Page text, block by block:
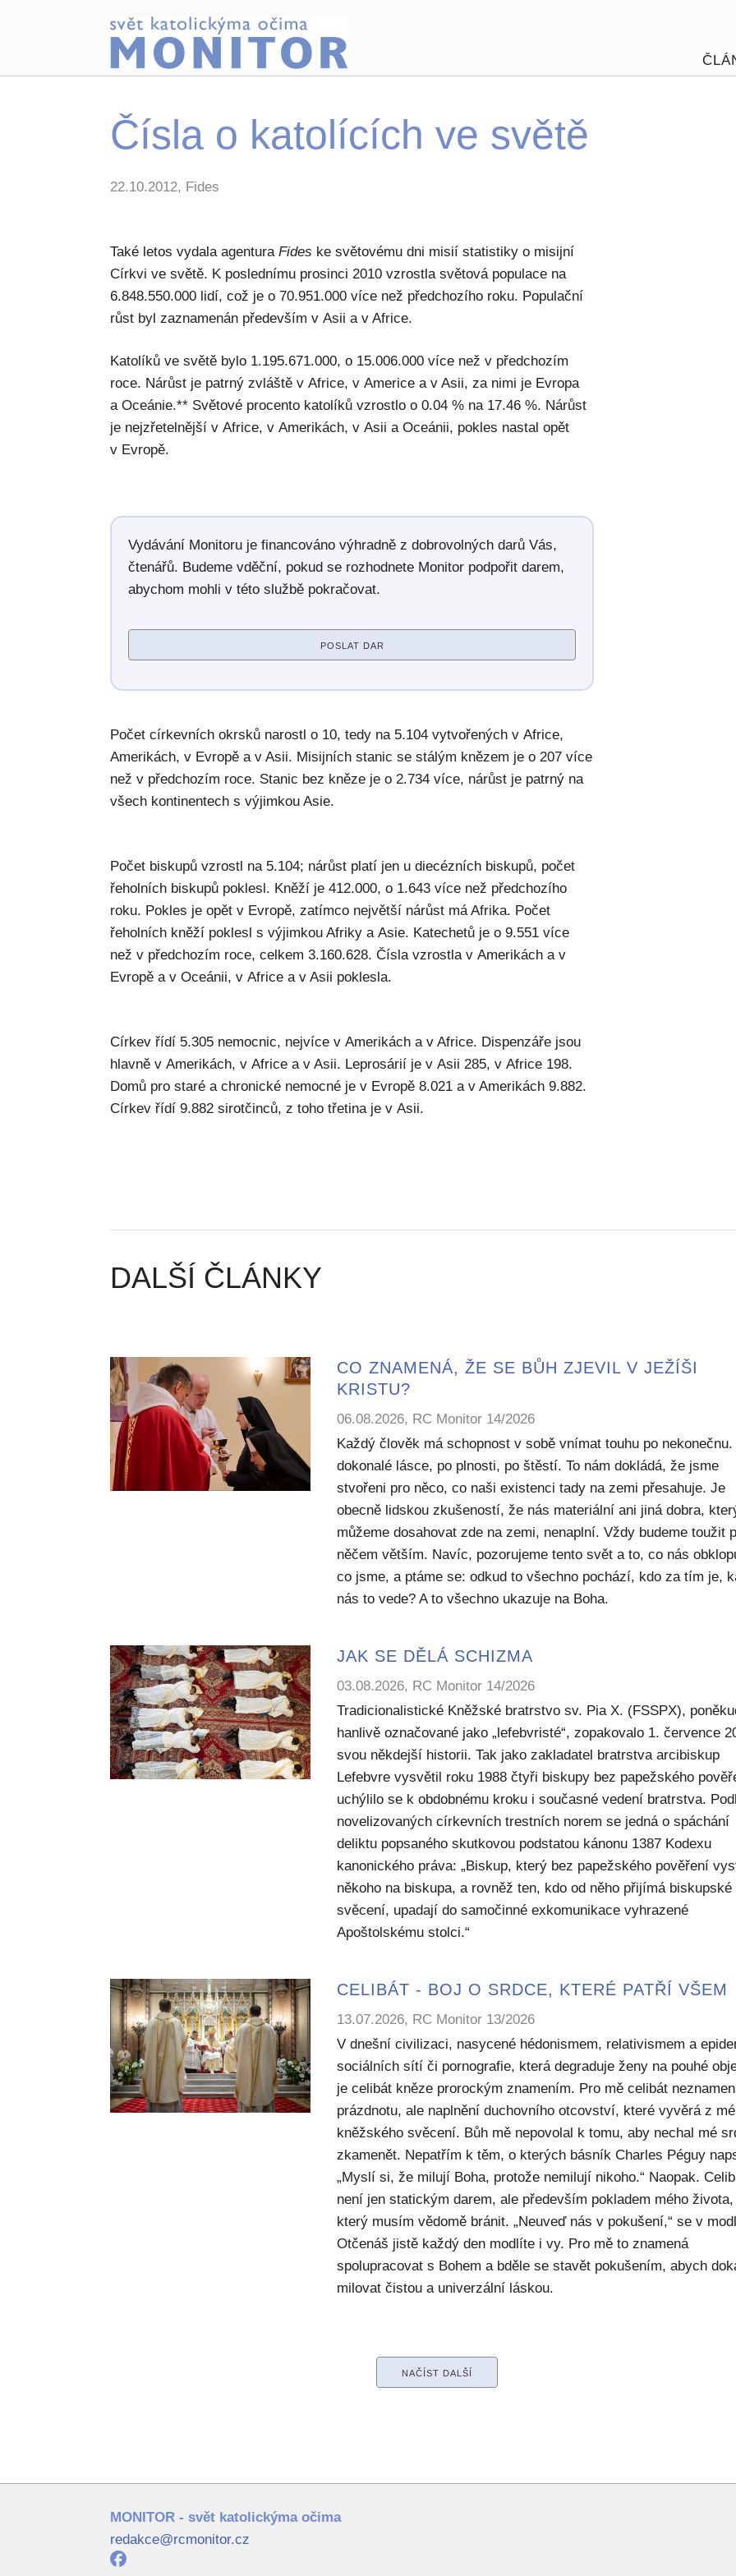
Čísla o katolících ve světě
22.10.2012, Fides
Také letos vydala agenturaFides ke světovému dni misií statistiky o misijní
Církvi ve světě. K poslednímu prosinci 2010 vzrostla světová populace na
6.848.550.000 lidí, což je o 70.951.000 více než předchozího roku. Populační
růst byl zaznamenán především v Asii a v Africe.
Katolíků ve světě bylo 1.195.671.000, o 15.006.000 více než v předchozím
roce. Nárůst je patrný zvláště v Africe, v Americe a v Asii, za nimi je Evropa
a Oceánie.** Světové procento katolíků vzrostlo o 0.04 % na 17.46 %. Nárůst
je nejzřetelnější v Africe, v Amerikách, v Asii a Oceánii, pokles nastal opět
v Evropě.
Vydávání Monitoru je financováno výhradně z dobrovolných darů Vás,
čtenářů. Budeme vděční, pokud se rozhodnete Monitor podpořit darem,
abychom mohli v této službě pokračovat.
POSLAT DAR
Počet církevních okrsků narostl o 10, tedy na 5.104 vytvořených v Africe,
Amerikách, v Evropě a v Asii. Misijních stanic se stálým knězem je o 207 více
než v předchozím roce. Stanic bez kněze je o 2.734 více, nárůst je patrný na
všech kontinentech s výjimkou Asie.
Počet biskupů vzrostl na 5.104; nárůst platí jen u diecézních biskupů, počet
řeholních biskupů poklesl. Kněží je 412.000, o 1.643 více než předchozího
roku. Pokles je opět v Evropě, zatímco největší nárůst má Afrika. Počet
řeholních kněží poklesl s výjimkou Afriky a Asie. Katechetů je o 9.551 více
než v předchozím roce, celkem 3.160.628. Čísla vzrostla v Amerikách a v
Evropě a v Oceánii, v Africe a v Asii poklesla.
Církev řídí 5.305 nemocnic, nejvíce v Amerikách a v Africe. Dispenzáře jsou
hlavně v Amerikách, v Africe a v Asii. Leprosárií je v Asii 285, v Africe 198.
Domů pro staré a chronické nemocné je v Evropě 8.021 a v Amerikách 9.882.
Církev řídí 9.882 sirotčinců, z toho třetina je v Asii.
DALŠÍ ČLÁNKY
CO ZNAMENÁ, ŽE SE BŮH ZJEVIL V JEŽÍŠI
KRISTU?
06.08.2026, RC Monitor 14/2026
Každý člověk má schopnost v sobě vnímat touhu po nekonečnu.
dokonalé lásce, po plnosti, po štěstí. To nám dokládá, že jsme
stvořeni pro něco, co naši existenci tady na zemi přesahuje. Je
obecně lidskou zkušeností, že nás materiální ani jiná dobra,
můžeme dosahovat zde na zemi, nenaplní. Vždy budeme toužit
něčem větším. Navíc, pozorujeme tento svět a to, co nás
co jsme, a ptáme se: odkud to všechno pochází, kdo za tím je,
nás to vede? A to všechno ukazuje na Boha.
JAK SE DĚLÁ SCHIZMA
03.08.2026, RC Monitor 14/2026
Tradicionalistické Kněžské bratrstvo sv. Pia X. (FSSPX),
hanlivě označované jako „lefebvristé“, zopakovalo 1. července
svou někdejší historii. Tak jako zakladatel bratrstva arcibiskup
Lefebvre vysvětil roku 1988 čtyři biskupy bez papežského
uchýlilo se k obdobnému kroku i současné vedení bratrstva.
novelizovaných církevních trestních norem se jedná o spáchání
deliktu popsaného skutkovou podstatou kánonu 1387 Kodexu
kanonického práva: „Biskup, který bez papežského pověření
někoho na biskupa, a rovněž ten, kdo od něho přijímá biskupské
svěcení, upadají do samočinné exkomunikace vyhrazené
Apoštolskému stolci.“
CELIBÁT - BOJ O SRDCE, KTERÉ PATŘÍ VŠEM
13.07.2026, RC Monitor 13/2026
V dnešní civilizaci, nasycené hédonismem, relativismem a
sociálních sítí či pornografie, která degraduje ženy na pouhé
je celibát kněze prorockým znamením. Pro mě celibát
prázdnotu, ale naplnění duchovního otcovství, které vyvěrá z
kněžského svěcení. Bůh mě nepovolal k tomu, aby nechal mé
zkamenět. Nepatřím k těm, o kterých básník Charles Péguy
„Myslí si, že milují Boha, protože nemilují nikoho.“ Naopak.
není jen statickým darem, ale především pokladem mého života,
který musím vědomě bránit. „Neuveď nás v pokušení,“ se v
Otčenáš jistě každý den modlíte i vy. Pro mě to znamená
spolupracovat s Bohem a bděle se stavět pokušením, abych
milovat čistou a univerzální láskou.
NAČÍST DALŠÍ
MONITOR - svět katolickýma očima
redakce@rcmonitor.cz